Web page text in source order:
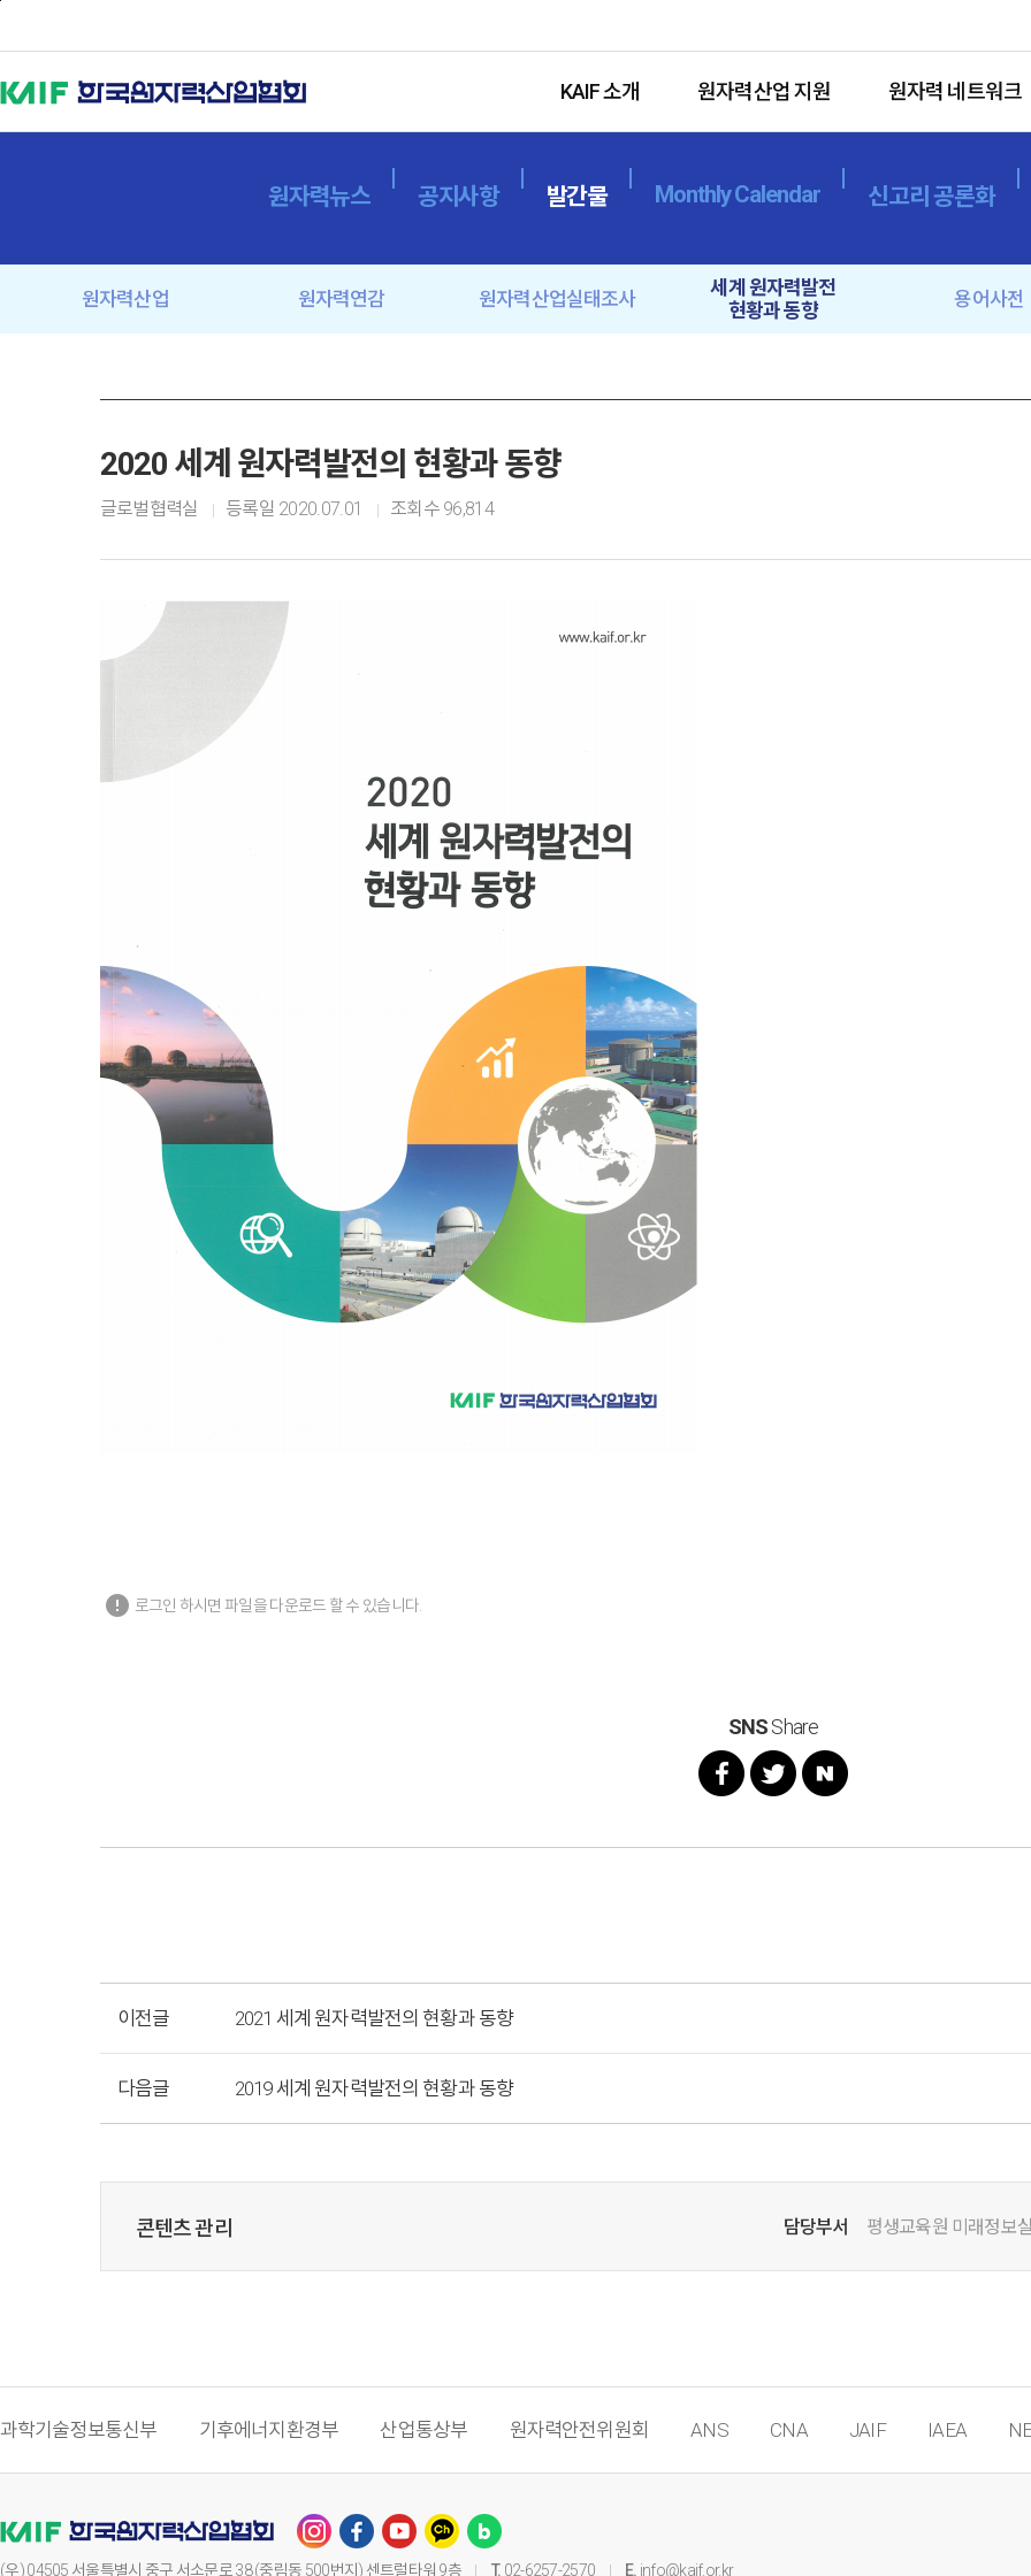
KAIF 소개 원자력산업 지원 원자력 네트워크
원자력뉴스 공지사항 발간물 Monthly Calendar 신고리 공론화
원자력산업 원자력연감 원자력산업실태조사
세계 원자력발전
현황과 동향
용어사전
2020 세계 원자력발전의 현황과 동향
글로벌협력실 등록일 2020.07.01 조회수96,814
error 로그인 하시면 파일을 다운로드 할 수 있습니다.
SNSShare
이전글 2021 세계 원자력발전의 현황과 동향
다음글 2019 세계 원자력발전의 현황과 동향
콘텐츠 관리 담당부서 평생교육원 미래정보실
과학기술정보통신부 기후에너지환경부 산업통상부 원자력안전위원회 ANS CNA JAIF IAEA
(우) 04505 서울특별시 중구 서소문로 38 (중림동 500번지) 센트럴타워 9층 T. 02-6257-2570 E. info@kaif.or.kr